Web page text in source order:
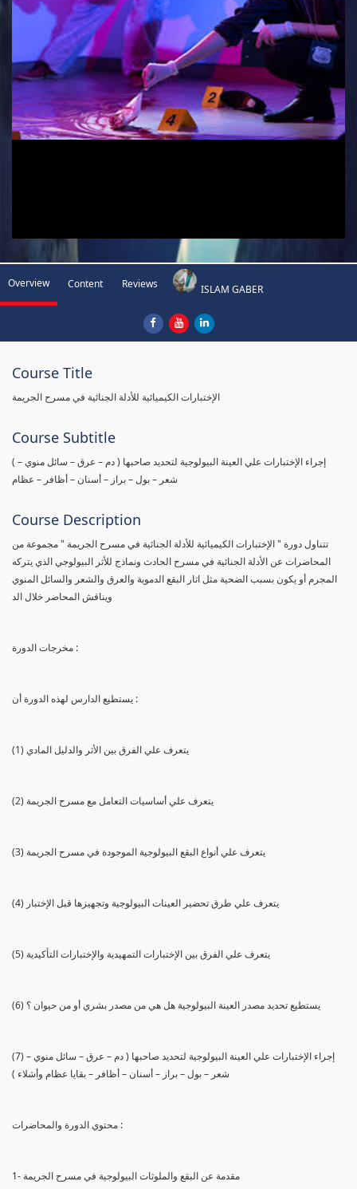
Overview Content Reviews ISLAM GABER
Course Title
الإختبارات الكيميائية للأدلة الجنائية في مسرح الجريمة
Course Subtitle
( إجراء الإختبارات علي العينة البيولوجية لتحديد صاحبها ( دم – عرق – سائل منوي –
شعر – بول – براز – أسنان – أظافر – عظام
Course Description
تتناول دورة " الإختبارات الكيميائية للأدلة الجنائية في مسرح الجريمة " مجموعة من
المحاضرات عن الأدلة الجنائية في مسرح الحادث ونماذج للأثر البيولوجي الذي يتركه
المجرم أو يكون بسبب الضحية مثل اثار البقع الدموية والعرق والشعر والسائل المنوي
ويناقش المحاضر خلال الد
مخرجات الدورة :
يستطيع الدارس لهذه الدورة أن :
(1) يتعرف علي الفرق بين الأثر والدليل المادي
(2) يتعرف علي أساسيات التعامل مع مسرح الجريمة
(3) يتعرف علي أنواع البقع البيولوجية الموجودة في مسرح الجريمة
(4) يتعرف علي طرق تحضير العينات البيولوجية وتجهيزها قبل الإختبار
(5) يتعرف علي الفرق بين الإختبارات التمهيدية والإختبارات التأكيدية
(6) يستطيع تحديد مصدر العينة البيولوجية هل هي من مصدر بشري أو من حيوان ؟
(7) إجراء الإختبارات علي العينة البيولوجية لتحديد صاحبها ( دم – عرق – سائل منوي –
شعر – بول – براز – أسنان – أظافر – بقايا عظام وأشلاء )
محتوي الدورة والمحاضرات :
1- مقدمة عن البقع والملوثات البيولوجية في مسرح الجريمة